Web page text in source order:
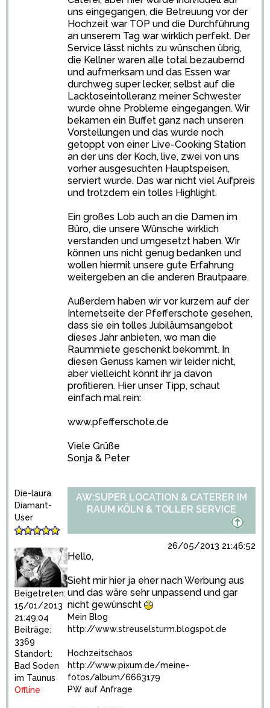
uns eingegangen, die Betreuung vor der
Hochzeit war TOP und die Durchführung
an unserem Tag war wirklich perfekt. Der
Service lässt nichts zu wünschen übrig,
die Kellner waren alle total bezaubernd
und aufmerksam und das Essen war
durchweg super lecker, selbst auf die
Lacktoseintolleranz meiner Schwester
wurde ohne Probleme eingegangen. Wir
bekamen ein Buffet ganz nach unseren
Vorstellungen und das wurde noch
getoppt von einer Live-Cooking Station
an der uns der Koch, live, zwei von uns
vorher ausgesuchten Hauptspeisen,
serviert wurde. Das war nicht viel Aufpreis
und trotzdem ein tolles Highlight.
Ein großes Lob auch an die Damen im
Büro, die unsere Wünsche wirklich
verstanden und umgesetzt haben. Wir
können uns nicht genug bedanken und
wollen hiermit unsere gute Erfahrung
weitergeben an die anderen Brautpaare.
Außerdem haben wir vor kurzem auf der
Internetseite der Pfefferschote gesehen,
dass sie ein tolles Jubiläumsangebot
dieses Jahr anbieten, wo man die
Raummiete geschenkt bekommt. In
diesen Genuss kamen wir leider nicht,
aber vielleicht könnt ihr ja davon
profitieren. Hier unser Tipp, schaut
einfach mal rein:
www.pfefferschote.de
Viele Grüße
Sonja & Peter
Die-laura
Diamant-
User
Beigetreten:
15/01/2013
21:49:04
Beiträge:
3369
Standort:
Bad Soden
im Taunus
Offline
AW:SUPER LOCATION & CATERER IM
RAUM KÖLN & TOLLER SERVICE
26/05/2013 21:46:52
Hello,
Sieht mir hier ja eher nach Werbung aus
und das wäre sehr unpassend und gar
nicht gewünscht
Mein Blog
http://www.streuselsturm.blogspot.de
Hochzeitschaos
http://www.pixum.de/meine-
fotos/album/6663179
PW auf Anfrage